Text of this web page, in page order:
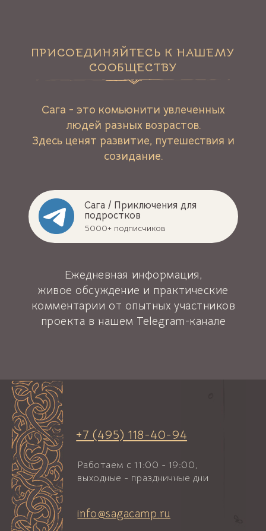
info@sagacamp.ru
7735182511.
Представленная на сайте информация о товарах не
является публичной офертой в значении п. 2 ст. 437
разрешения автора (правообладателя) и только при
наличии ссылки на интернет-сайт
https://sagacamp.ru/